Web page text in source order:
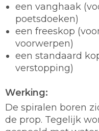
een vanghaak
poetsdoeken)
een freeskop
voorwerpen)
een standaard
verstopping)
Werking:
De spiralen boren
de prop. Tegelijk